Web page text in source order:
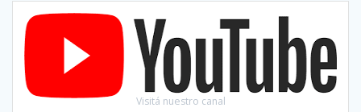
Visitá nuestro canal